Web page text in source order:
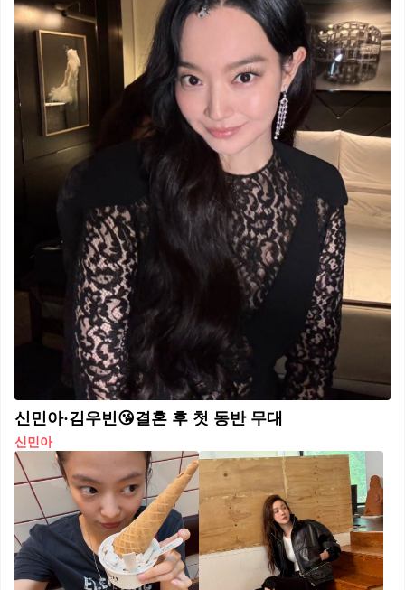
신민아·김우빈😘결혼 후 첫 동반 무대
신민아